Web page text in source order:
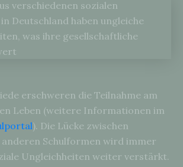
erschweren die Teilnahme am
Leben (weitere Informationen im
). Die Lücke zwischen
anderen Schulformen wird immer
Ungleichheiten weiter verstärkt.